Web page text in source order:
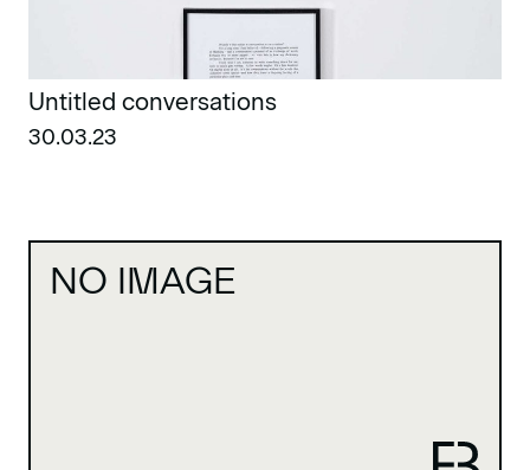
Untitled conversations
30.03.23
NO IMAGE